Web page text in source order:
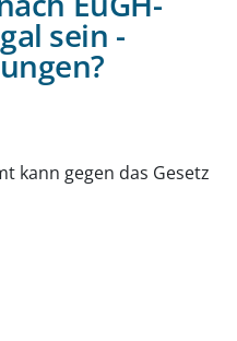
sein -
kann gegen das Gesetz